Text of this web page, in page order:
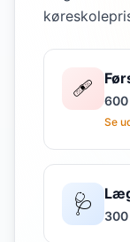
🩹 600
Se
🩺